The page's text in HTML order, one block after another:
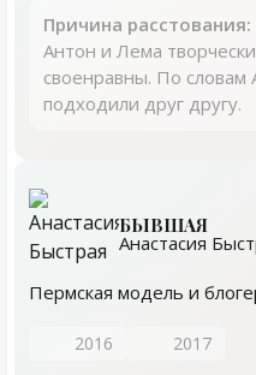
Причина расстования:
Антон и Лема
своенравны. По словам
подходили друг другу.
БЫВШАЯ
Анастасия
Пермская модель и
2016 2017